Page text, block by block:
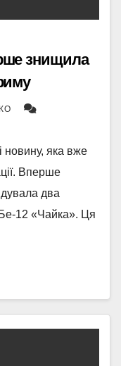
знищила
новину, яка вже
Вперше
два
Бе-12 «Чайка». Ця